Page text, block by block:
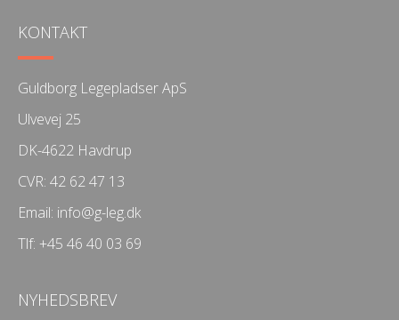
KONTAKT
Guldborg Legepladser ApS
Ulvevej 25
DK-4622 Havdrup
CVR: 42 62 47 13
Email: info@g-leg.dk
Tlf: +45 46 40 03 69
NYHEDSBREV